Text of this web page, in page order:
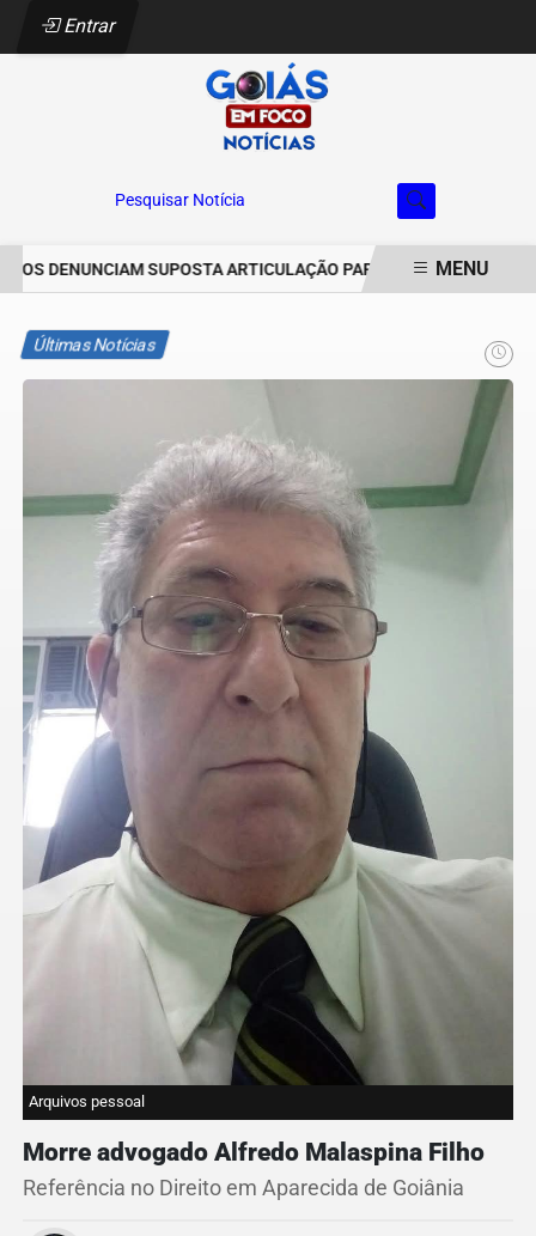
Entrar
Pesquisar Notícia
DENUNCIAM SUPOSTA ARTICULAÇÃO PARA INVASÕES DE
MENU
Últimas Notícias
Arquivos pessoal
Morre advogado Alfredo Malaspina Filho
Referência no Direito em Aparecida de Goiânia